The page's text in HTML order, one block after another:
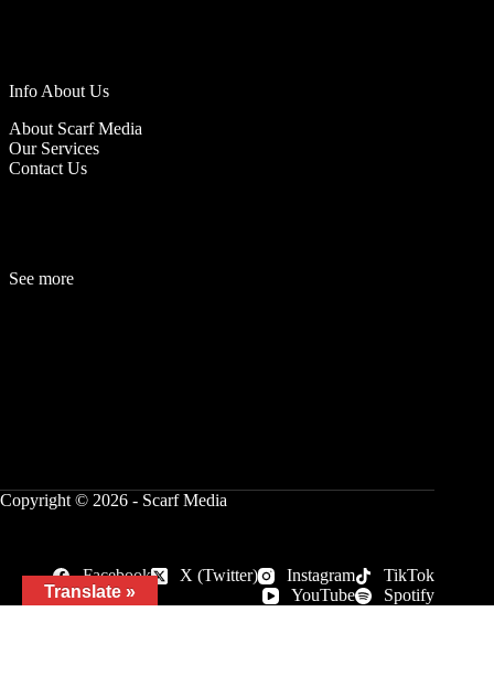
Info About Us
About Scarf Media
Our Services
Contact Us
See more
Copyright © 2026 - Scarf Media
Facebook X (Twitter) Instagram
TikTok
YouTube
Spotify
Translate »